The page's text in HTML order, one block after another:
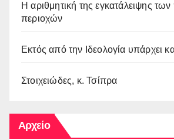
Η αριθμητική της εγκατάλειψης
περιοχών
Εκτός από την Ιδεολογία υπάρχει
Στοιχειώδες, κ. Τσίπρα
Αρχείο